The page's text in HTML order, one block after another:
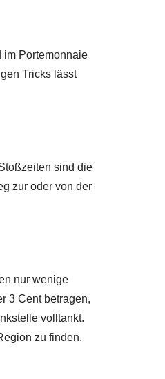
im Portemonnaie
Tricks lässt
sind die
zur oder von der
nur wenige
3 Cent betragen,
volltankt.
zu finden.